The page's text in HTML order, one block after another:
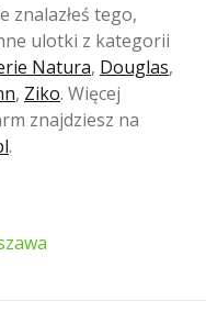
znalazłeś tego,
ulotki z kategorii
Natura, Douglas,
, Ziko. Więcej
znajdziesz na
.